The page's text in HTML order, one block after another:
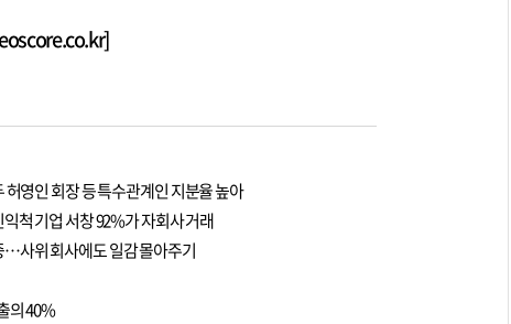
영인 회장 등 특수관계인 지분율 높아
척 기업 서창 92%가 자회사 거래
…사위 회사에도 일감 몰아주기
의 40%